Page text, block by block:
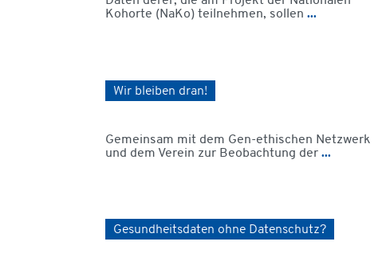
Kohorte (NaKo) teilnehmen, sollen ...
Wir bleiben dran!
Gemeinsam mit dem Gen-ethischen Netzwerk
und dem Verein zur Beobachtung der ...
Gesundheitsdaten ohne Datenschutz?